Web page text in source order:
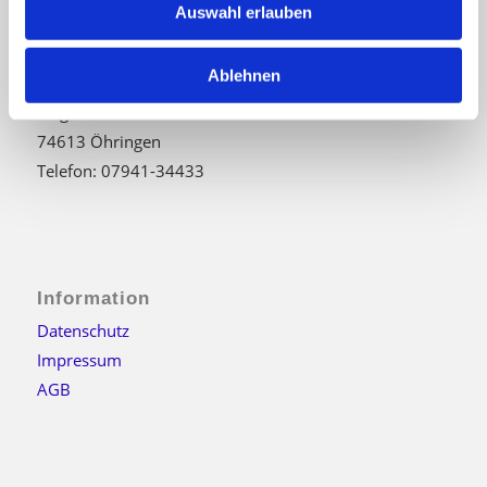
Auswahl erlauben
Ablehnen
Kontakt
74613 Öhringen
Telefon: 07941-34433
Information
Datenschutz
Impressum
AGB